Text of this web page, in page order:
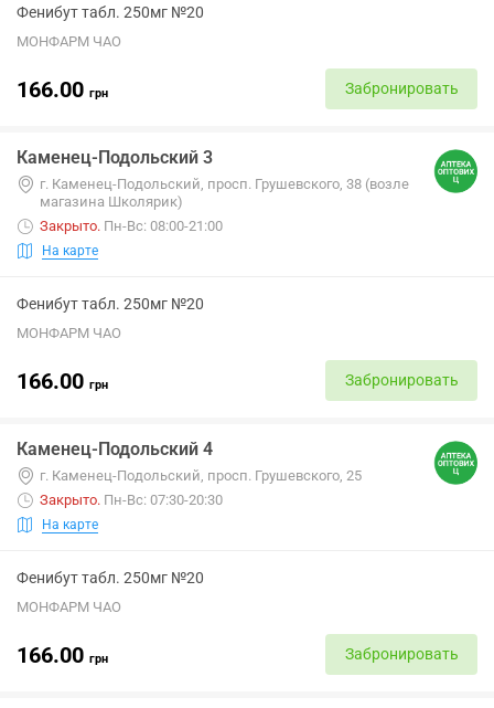
Фенибут табл. 250мг №20
МОНФАРМ ЧАО
166.00 грн Забронировать
Каменец-Подольский 3
г. Каменец-Подольский, просп. Грушевского, 38 (возле
магазина Школярик)
Закрыто. Пн-Вс: 08:00-21:00
На карте
Фенибут табл. 250мг №20
МОНФАРМ ЧАО
166.00 грн Забронировать
Каменец-Подольский 4
г. Каменец-Подольский, просп. Грушевского, 25
Закрыто. Пн-Вс: 07:30-20:30
На карте
Фенибут табл. 250мг №20
МОНФАРМ ЧАО
166.00 грн Забронировать